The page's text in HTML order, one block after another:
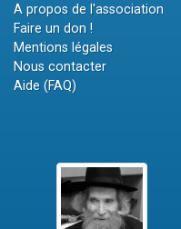
A propos de l'association
Faire un don !
Mentions légales
Nous contacter
Aide (FAQ)